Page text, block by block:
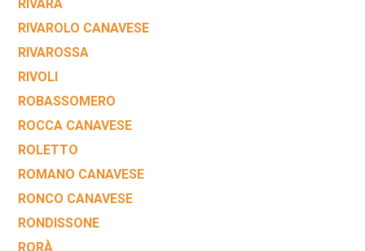
RIVARA
RIVAROLO CANAVESE
RIVAROSSA
RIVOLI
ROBASSOMERO
ROCCA CANAVESE
ROLETTO
ROMANO CANAVESE
RONCO CANAVESE
RONDISSONE
RORÀ